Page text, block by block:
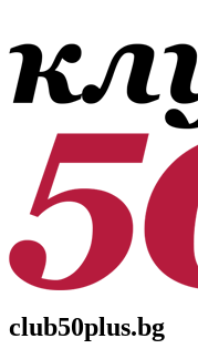
club50plus.bg